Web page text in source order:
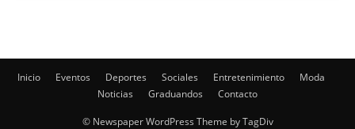
Inicio Eventos Deportes Sociales Entretenimiento
Moda
Noticias
Graduandos Contacto
© Newspaper WordPress Theme by TagDiv